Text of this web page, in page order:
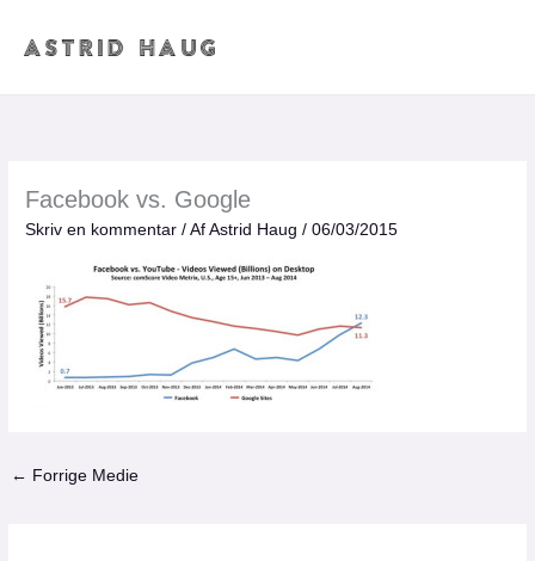
Facebook vs. Google
Skriv en kommentar / AfAstrid Haug/06/03/2015
← Forrige Medie